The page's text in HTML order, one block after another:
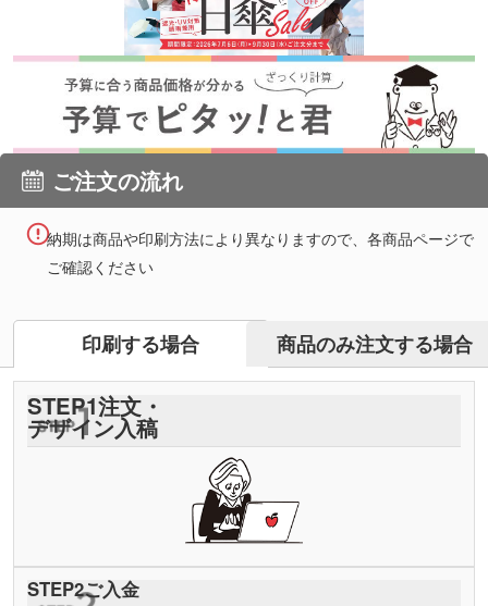
ご注文の流れ
納期は商品や印刷方法により異なりますので、各商品ページで
ご確認ください
印刷する場合 商品のみ注文する場合
STEP1注文・
デザイン入稿
STEP2ご入金